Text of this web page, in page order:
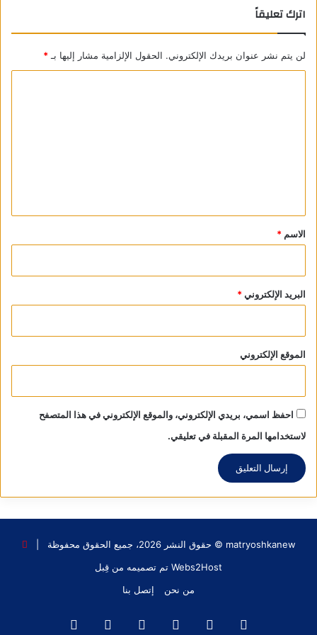
اترك تعليقاً
لن يتم نشر عنوان بريدك الإلكتروني. الحقول الإلزامية مشار إليها بـ *
*
الاسم *
البريد الإلكتروني*
الموقع الإلكتروني
احفظ اسمي، بريدي الإلكتروني، والموقع الإلكتروني في هذا المتصفح
لاستخدامها المرة المقبلة في تعليقي.
matryoshkanew © حقوق النشر 2026، جميع الحقوق محفوظة |
Webs2Host تم تصميمه من قِبل
من نحن
إتصل بنا
فيسبوك يوتيوب انستقرام‫TikTok